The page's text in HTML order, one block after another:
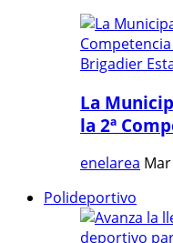
La
la 2ª
enelarea
Polideportivo